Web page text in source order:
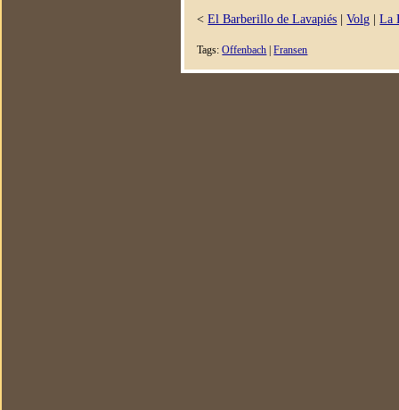
<El Barberillo de Lavapiés |Volg |La
Tags:Offenbach |Fransen